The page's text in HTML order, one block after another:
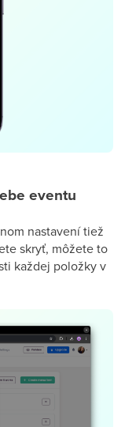
eventu
nastavení tiež
skryť, môžete to
každej položky v